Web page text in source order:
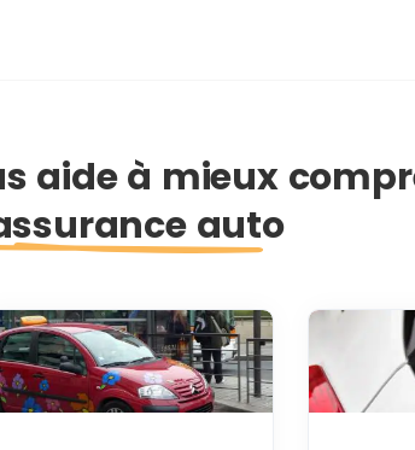
aide à mieux
auto